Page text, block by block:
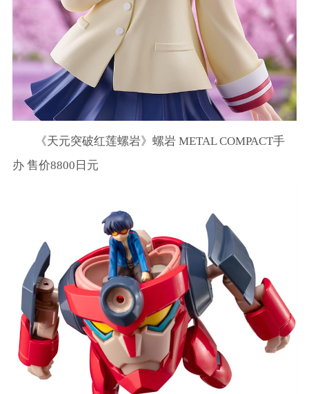
《天元突破红莲螺岩》螺岩 METAL COMPACT手
办 售价8800日元